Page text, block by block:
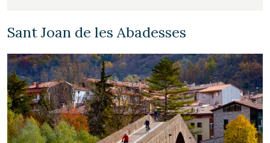
Sant Joan de les Abadesses